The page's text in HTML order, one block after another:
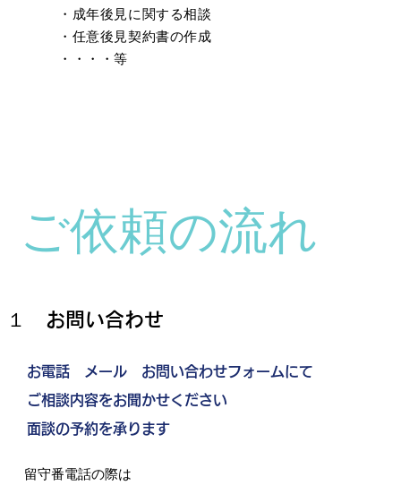
・成年後見に関する相談
・任意後見契約書の作成
​・・・・等
ご依頼の流れ
１ お問い合わせ
お電話 ​ メール お問い合わせフォームにて
ご相談内容をお聞かせください
​面談の予約を承ります
留守番電話の際は